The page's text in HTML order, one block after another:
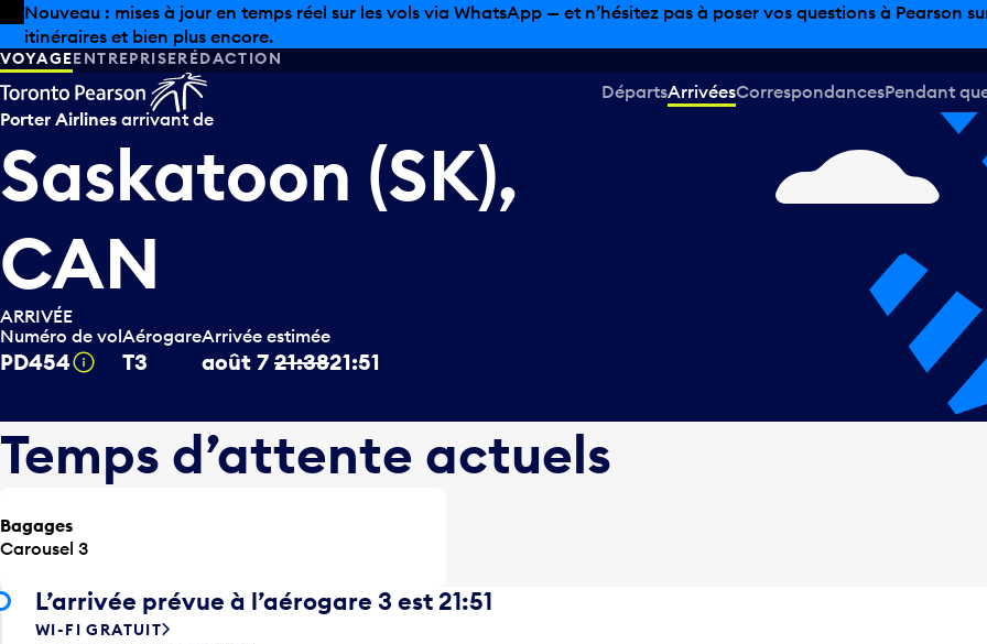
Skip to offers
Passer au contenu principal
Les aubaines estivales sont arrivées chez Pearson. Magasinage hors taxes, offres gastronomiques et bien plus
VOYAGEENTREPRISERÉDACTION
DépartsArrivéesCorrespondancesPendant
Porter Airlines arrivant de
Saskatoon (SK),
CAN
ARRIVÉE
Numéro de vol
PD454 Infobulle
Aérogare
T3
Arrivée estimée
août 7 21:3821:51
Temps d’attente actuels
Bagages
Carousel 3
L’arrivée prévue à l’aérogare 3 est 21:51
WI-FI GRATUIT